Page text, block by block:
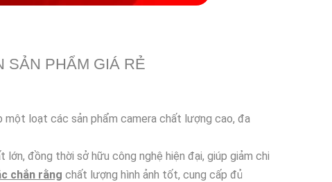
SẢN PHẨM GIÁ RẺ
một loạt các sản phẩm camera chất lượng cao, đa
đồng thời sở hữu công nghệ hiện đại, giúp giảm chi
chắn rằng chất lượng hình ảnh tốt, cung cấp đủ